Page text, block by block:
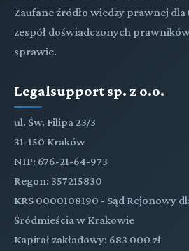
Zaufane źródło wiedzy prawnej dla
zespół doświadczonych
sprawie.
Legalsupport sp. z o.o.
ul. Św. Filipa 23/3
31-150 Kraków
NIP: 676-21-64-973
Regon: 357215830
KRS 0000108190 - Sąd Rejonowy
Śródmieścia w Krakowie
Kapitał zakładowy: 683 000 zł